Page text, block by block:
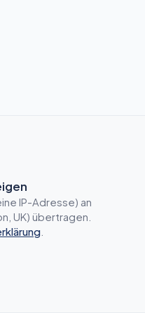
IP-Adresse) an
UK) übertragen.